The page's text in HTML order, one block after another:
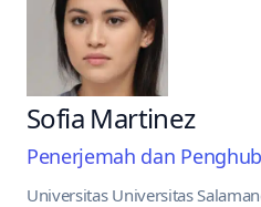
Sofia Martinez
Penerjemah dan
Universitas Universitas